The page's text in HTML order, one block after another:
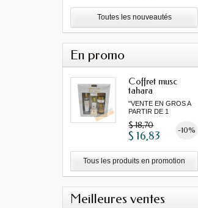
Toutes les nouveautés
En promo
Coffret musc
tahara
"VENTE EN GROS A
PARTIR DE 1
$ 18,70 -10%
$ 16,83
Tous les produits en promotion
Meilleures ventes